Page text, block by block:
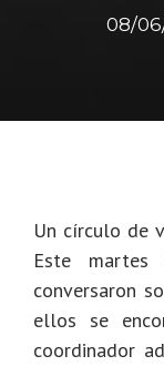
08/
Un círculo de
Este
conversaron
ellos se
coordinador